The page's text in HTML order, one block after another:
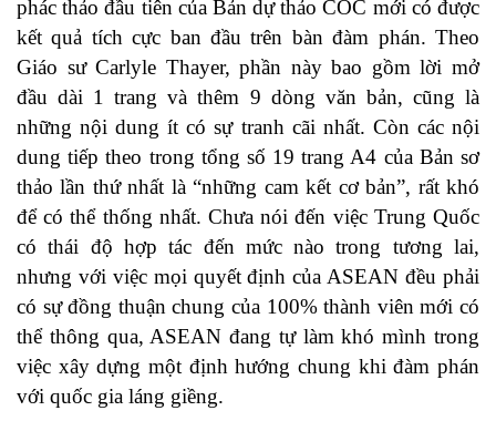
phác thảo đầu tiên của Bản dự thảo COC mới có được
kết quả tích cực ban đầu trên bàn đàm phán. Theo
Giáo sư Carlyle Thayer, phần này bao gồm lời mở
đầu dài 1 trang và thêm 9 dòng văn bản, cũng là
những nội dung ít có sự tranh cãi nhất. Còn các nội
dung tiếp theo trong tổng số 19 trang A4 của Bản sơ
thảo lần thứ nhất là “những cam kết cơ bản”, rất khó
để có thể thống nhất. Chưa nói đến việc Trung Quốc
có thái độ hợp tác đến mức nào trong tương lai,
nhưng với việc mọi quyết định của ASEAN đều phải
có sự đồng thuận chung của 100% thành viên mới có
thể thông qua, ASEAN đang tự làm khó mình trong
việc xây dựng một định hướng chung khi đàm phán
với quốc gia láng giềng.